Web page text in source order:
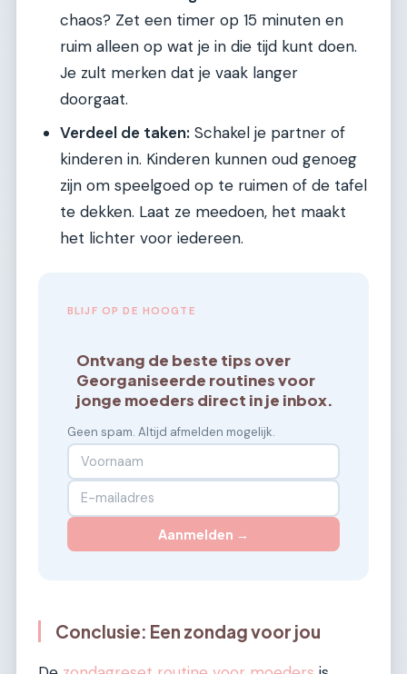
chaos? Zet een timer op 15 minuten en
ruim alleen op wat je in die tijd kunt doen.
Je zult merken dat je vaak langer
doorgaat.
Verdeel de taken: Schakel je partner of
kinderen in. Kinderen kunnen oud genoeg
zijn om speelgoed op te ruimen of de tafel
te dekken. Laat ze meedoen, het maakt
het lichter voor iedereen.
BLIJF OP DE HOOGTE
Ontvang de beste tips over
Georganiseerde routines voor
jonge moeders direct in je inbox.
Geen spam. Altijd afmelden mogelijk.
Aanmelden →
Conclusie: Een zondag voor jou